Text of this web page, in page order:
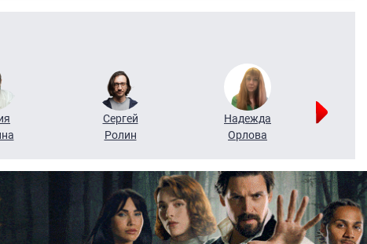
Сергей
Ролин
Надежда
Орлова